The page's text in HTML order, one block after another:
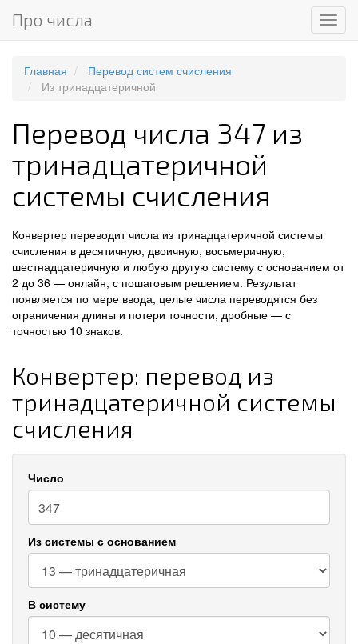
Меню
Про числа
Главная
Перевод систем счисления
Из тринадцатеричной
Перевод числа 347 из
тринадцатеричной
системы счисления
Конвертер переводит числа из тринадцатеричной системы
счисления в десятичную, двоичную, восьмеричную,
шестнадцатеричную и любую другую систему с основанием от
2 до 36 — онлайн, с пошаговым решением. Результат
появляется по мере ввода, целые числа переводятся без
ограничения длины и потери точности, дробные — с
точностью 10 знаков.
Конвертер: перевод из
тринадцатеричной системы
счисления
Число
Из системы с основанием
В систему